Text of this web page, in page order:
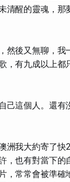
清醒的靈魂，那
然後又無聊，我
，有九成以上都
己這個人。還有
洲我大約寄了
，也有對當下的
，常常會被準確